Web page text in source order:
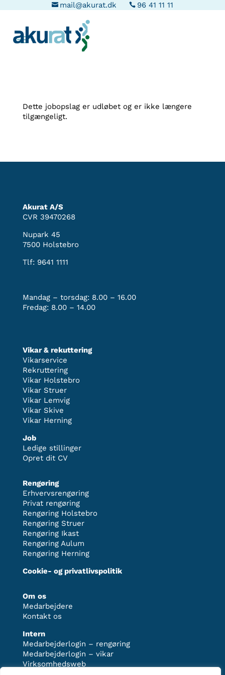
mail@akurat.dk 96 41 11 11
Dette jobopslag er udløbet og er ikke længere
tilgængeligt.
Akurat A/S
CVR 39470268
Nupark 45
7500 Holstebro
Tlf: 9641 1111
Mandag – torsdag: 8.00 – 16.00
Fredag: 8.00 – 14.00
Vikar & rekuttering
Vikarservice
Rekruttering
Vikar Holstebro
Vikar Struer
Vikar Lemvig
Vikar Skive
Vikar Herning
Job
Ledige stillinger
Opret dit CV
Rengøring
Erhvervsrengøring
Privat rengøring
Rengøring Holstebro
Rengøring Struer
Rengøring Ikast
Rengøring Aulum
Rengøring Herning
Cookie- og privatlivspolitik
Om os
Medarbejdere
Kontakt os
Intern
Medarbejderlogin – rengøring
Medarbejderlogin – vikar
Virksomhedsweb